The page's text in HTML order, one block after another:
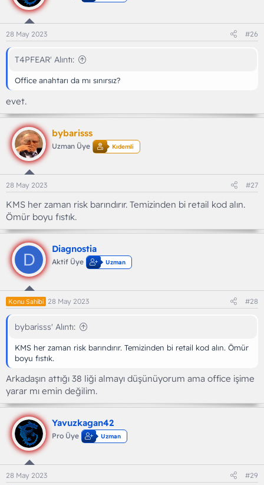
28 May 2023 #26
T4PFEAR' Alıntı:
Office anahtarı da mı sınırsız?
evet.
bybarisss
Uzman Üye Kıdemli
28 May 2023 #27
KMS her zaman risk barındırır. Temizinden bi retail kod alın.
Ömür boyu fıstık.
D
Diagnostia
Aktif Üye Uzman
Konu Sahibi 28 May 2023 #28
bybarisss' Alıntı:
KMS her zaman risk barındırır. Temizinden bi retail kod alın. Ömür
boyu fıstık.
Arkadaşın attığı 38 liği almayı düşünüyorum ama office işime
yarar mı emin değilim.
Yavuzkagan42
Pro Üye Uzman
28 May 2023 #29